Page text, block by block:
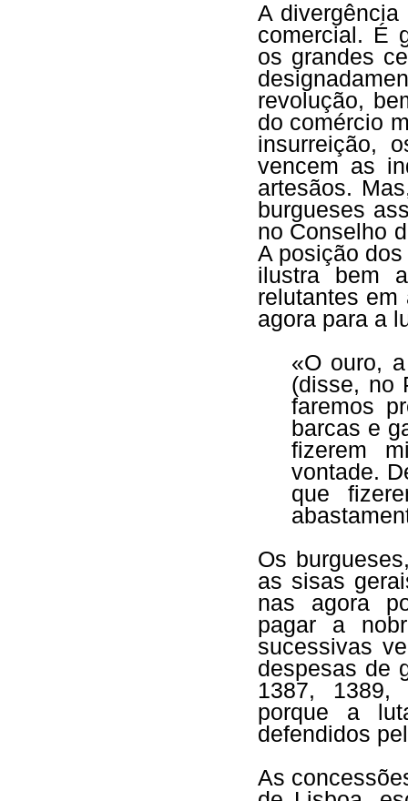
A
comercial. É
os grandes
revolução,
do comércio
insurreição,
vencem as
artesãos.
burgueses
no Conselho
A posição
ilustra bem
relutantes em
agora para a
«O ouro,
(disse, no
faremos
barcas e
fizerem
vontade.
que
Os
as sisas
nas agora
pagar a
sucessivas
despesas de
1387, 1389,
porque a
defendidos
As